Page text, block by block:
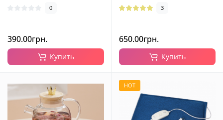
0
390.00грн.
Купить
3
650.00грн.
Купить
HOT